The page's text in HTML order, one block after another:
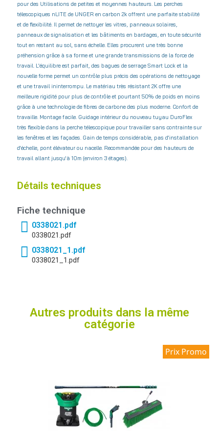
pour des Utilisations de petites et moyennes hauteurs. Les perches
télescopiques nLITE de UNGER en carbon 2k offrent une parfaite stabilité
et de flexibilité. Il permet de nettoyer les vitres, panneaux solaires,
panneaux de signalisation et les bâtiments en bardages, en toute sécurité
tout en restant au sol, sans échelle. Elles procurent une très bonne
préhension grâce à sa forme et une grande transmissions de la force de
travail. L'équilibre est parfait, des bagues de serrage Smart Lock et la
nouvelle forme permet un contrôle plus précis des opérations de nettoyage
et une travail ininterrompu. Le matériau très résistant 2K offre une
meilleure rigidité pour plus de contrôle et pourtant 50% de poids en moins
grâce à une technologie de fibres de carbone des plus moderne. Confort de
travaille. Montage facile. Guidage intérieur du nouveau tuyau DuroFlex
très flexible dans la perche télescopique pour travailler sans contrainte sur
les fenêtres et les façades. Gain de temps considérable, pas d'installation
d'échelle, pont élévateur ou nacelle. Recommandée pour des hauteurs de
travail allant jusqu'à 10m (environ 3 étages).
Détails techniques
Fiche technique
0338021.pdf
0338021.pdf
0338021_1.pdf
0338021_1.pdf
Autres produits dans la même
catégorie
Prix Promo